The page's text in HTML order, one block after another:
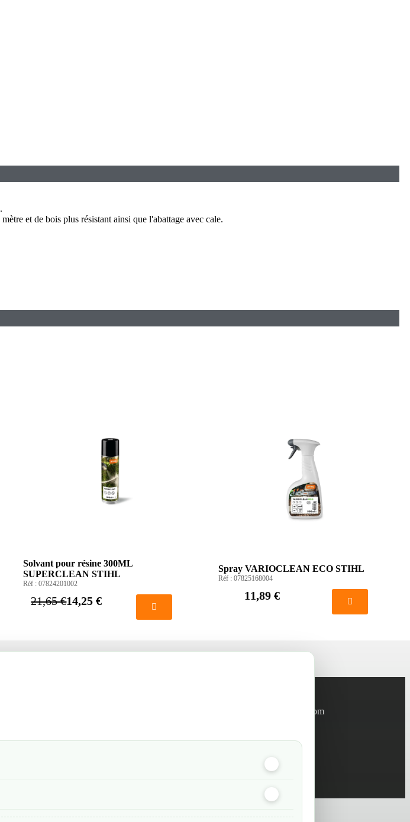
et de bois plus résistant ainsi que l'abattage avec cale.
Solvant pour résine 300ML
SUPERCLEAN STIHL
Réf : 07824201002
21,65 €14,25 €
Spray VARIOCLEAN ECO STIHL
Réf :07825168004
11,89 €
info@green-tech-shop.com